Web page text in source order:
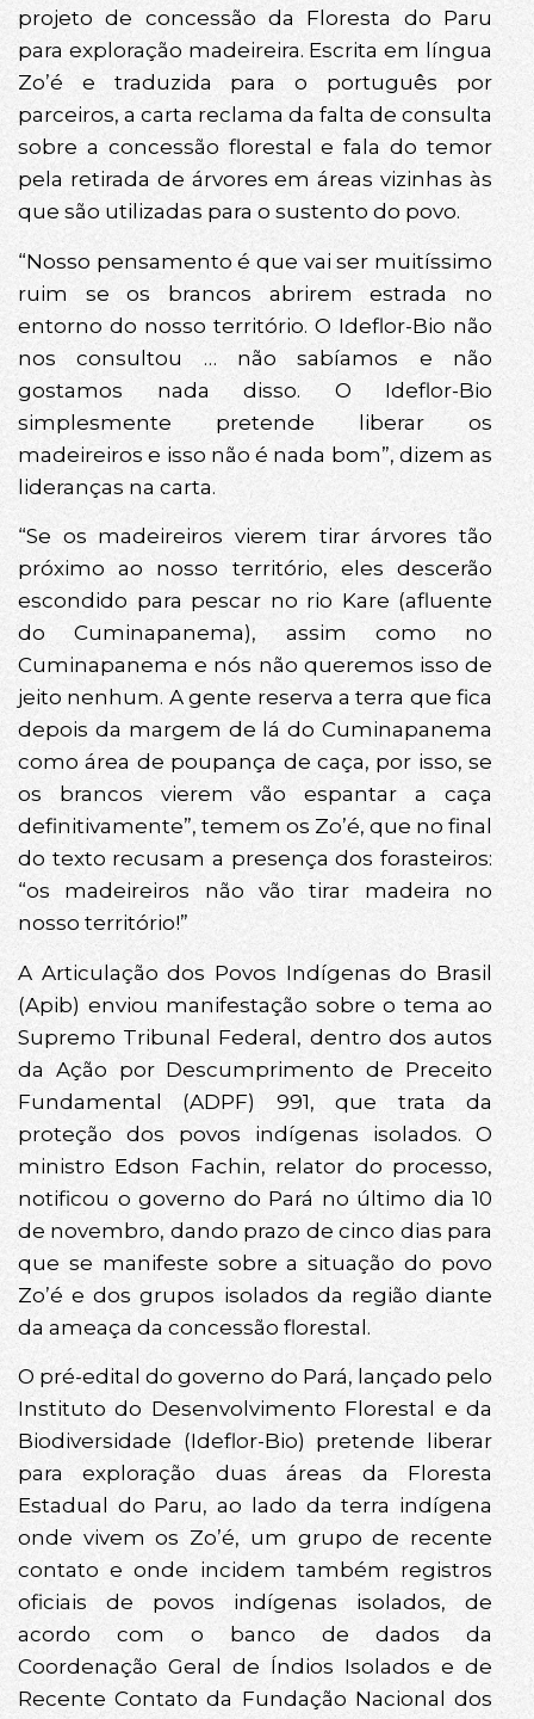
projeto de concessão da Floresta do Paru
para exploração madeireira. Escrita em língua
Zo’é e traduzida para o português por
parceiros, a carta reclama da falta de consulta
sobre a concessão florestal e fala do temor
pela retirada de árvores em áreas vizinhas às
que são utilizadas para o sustento do povo.
“Nosso pensamento é que vai ser muitíssimo
ruim se os brancos abrirem estrada no
entorno do nosso território. O Ideflor-Bio não
nos consultou … não sabíamos e não
gostamos nada disso. O Ideflor-Bio
simplesmente pretende liberar os
madeireiros e isso não é nada bom”, dizem as
lideranças na carta.
“Se os madeireiros vierem tirar árvores tão
próximo ao nosso território, eles descerão
escondido para pescar no rio Kare (afluente
do Cuminapanema), assim como no
Cuminapanema e nós não queremos isso de
jeito nenhum. A gente reserva a terra que fica
depois da margem de lá do Cuminapanema
como área de poupança de caça, por isso, se
os brancos vierem vão espantar a caça
definitivamente”, temem os Zo’é, que no final
do texto recusam a presença dos forasteiros:
“os madeireiros não vão tirar madeira no
nosso território!”
A Articulação dos Povos Indígenas do Brasil
(Apib) enviou manifestação sobre o tema ao
Supremo Tribunal Federal, dentro dos autos
da Ação por Descumprimento de Preceito
Fundamental (ADPF) 991, que trata da
proteção dos povos indígenas isolados. O
ministro Edson Fachin, relator do processo,
notificou o governo do Pará no último dia 10
de novembro, dando prazo de cinco dias para
que se manifeste sobre a situação do povo
Zo’é e dos grupos isolados da região diante
da ameaça da concessão florestal.
O pré-edital do governo do Pará, lançado pelo
Instituto do Desenvolvimento Florestal e da
Biodiversidade (Ideflor-Bio) pretende liberar
para exploração duas áreas da Floresta
Estadual do Paru, ao lado da terra indígena
onde vivem os Zo’é, um grupo de recente
contato e onde incidem também registros
oficiais de povos indígenas isolados, de
acordo com o banco de dados da
Coordenação Geral de Índios Isolados e de
Recente Contato da Fundação Nacional dos